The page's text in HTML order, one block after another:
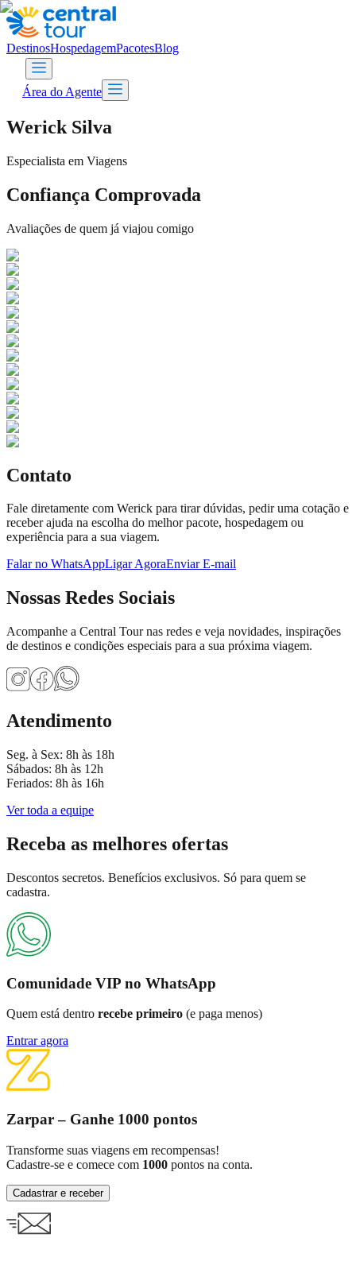
DestinosHospedagemPacotesBlog
Área do Agente
Werick Silva
Especialista em Viagens
Confiança Comprovada
Avaliações de quem já viajou comigo
Contato
Fale diretamente com Werick para tirar dúvidas, pedir uma cotação e
receber ajuda na escolha do melhor pacote, hospedagem ou
experiência para a sua viagem.
Falar no WhatsAppLigar AgoraEnviar E-mail
Nossas Redes Sociais
Acompanhe a Central Tour nas redes e veja novidades, inspirações
de destinos e condições especiais para a sua próxima viagem.
Atendimento
Seg. à Sex: 8h às 18h
Sábados: 8h às 12h
Feriados: 8h às 16h
Ver toda a equipe
Receba as melhores ofertas
Descontos secretos. Benefícios exclusivos. Só para quem se
cadastra.
Comunidade VIP no WhatsApp
Quem está dentro recebe primeiro (e paga menos)
Entrar agora
Zarpar – Ganhe 1000 pontos
Transforme suas viagens em recompensas!
Cadastre-se e comece com 1000 pontos na conta.
Cadastrar e receber